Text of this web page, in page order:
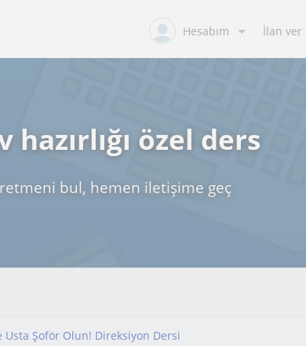
Hesabım İlan ver
hazırlığı özel ders
bul, hemen iletişime geç
Usta Şoför Olun! Direksiyon Dersi